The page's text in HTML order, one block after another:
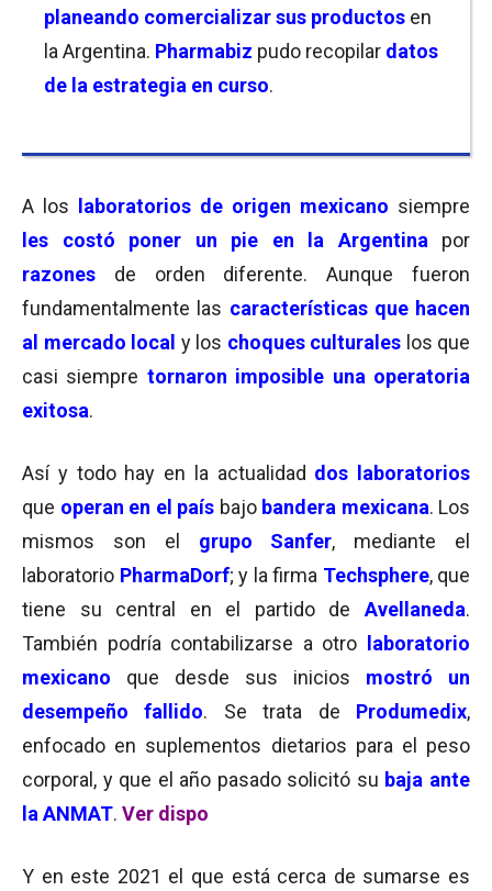
planeando comercializar sus productos en
la Argentina. Pharmabiz pudo recopilar datos
de la estrategia en curso.
A los laboratorios de origen mexicano siempre
les
costó poner un pie en la Argentina por
razones
de orden diferente. Aunque fueron
fundamentalmente las características que hacen
al mercado local y los choques culturales los que
casi siempre tornaron imposible una operatoria
exitosa.
Así y todo hay en la actualidad dos laboratorios
que operan en el país bajo bandera mexicana. Los
mismos son el grupo Sanfer, mediante el
laboratorio PharmaDorf; y la firma Techsphere, que
tiene su central en el partido de Avellaneda.
También podría contabilizarse a otro
laboratorio
mexicano
que desde sus inicios mostró un
desempeño fallido. Se trata de Produmedix,
enfocado en suplementos dietarios para el peso
corporal, y que el año pasado solicitó su baja ante
la ANMAT. Ver dispo
Y en este 2021 el que está cerca de sumarse es